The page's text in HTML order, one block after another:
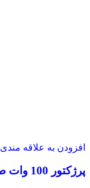
افزودن به علاقه مندی
پرژکتور 100 وات صبا ترانس مدل تخت SMD